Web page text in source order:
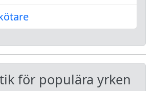
för populära yrken